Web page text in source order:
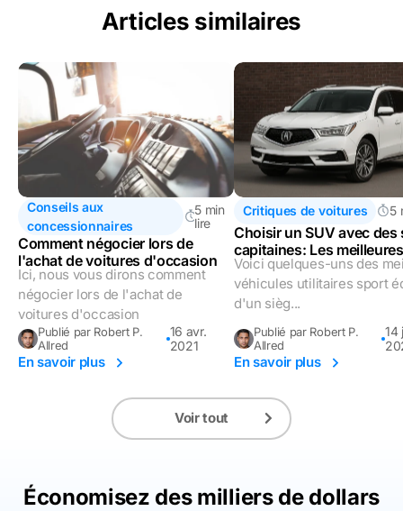
Articles similaires
Conseils aux
concessionnaires
5 min
lire
Comment négocier lors de
l'achat de voitures d'occasion
Ici, nous vous dirons comment
négocier lors de l'achat de
voitures d'occasion
Publié par Robert P.
Allred
16 avr.
2021
En savoir plus
Critiques de voitures 5
Choisir un SUV avec des
capitaines: Les meilleures
options en 2023
Voici quelques-uns des
véhicules utilitaires sport
d'un sièg...
Publié par Robert P.
Allred
14
En savoir plus
Voir tout
Économisez des milliers de dollars